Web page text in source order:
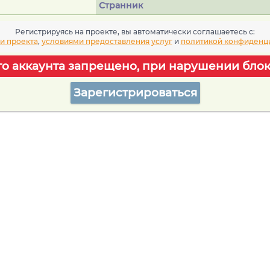
Странник
Регистрируясь на проекте, вы автоматически соглашаетесь c:
проекта, условиями предоставления услуги политикой
аккаунта запрещено, при нарушении
Зарегистрироваться